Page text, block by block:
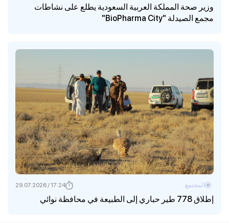
وزير صحة المملكة العربية السعودية يطلع على نشاطات
مجمع الصيدلة "BioPharma City"
إطلاق 778 طير حباري إلى الطبيعة في محافظة نوائي
المجتمع 17:24 / 29.07.2026